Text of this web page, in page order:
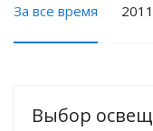
За все время 2011
Выбор